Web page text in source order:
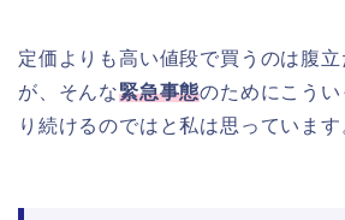
定価よりも高い値段で買うのは腹立
が、そんな緊急事態のためにこう
り続けるのではと私は思っています